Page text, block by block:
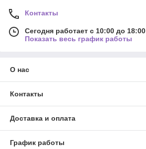
Контакты
Сегодня работает с 10:00 до 18:00
Показать весь график работы
О нас
Контакты
Доставка и оплата
График работы